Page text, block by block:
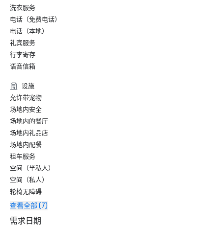
洗衣服务
电话（免费电话）
电话（本地）
礼宾服务
行李寄存
语音信箱
设施
允许带宠物
场地内安全
场地内的餐厅
场地内礼品店
场地内配餐
租车服务
空间（半私人）
空间（私人）
轮椅无障碍
查看全部 (7)
需求日期